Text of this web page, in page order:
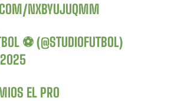
NXBYUJUQMM
⚽ (@STUDIOFUTBOL)
2025
EL PRO